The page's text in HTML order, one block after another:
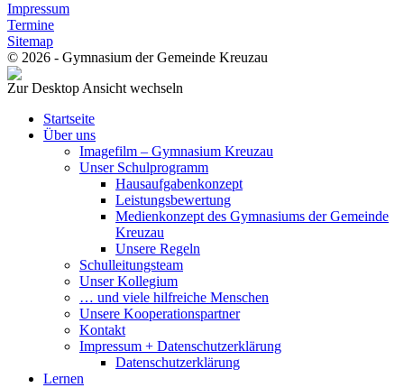
Impressum
Termine
Sitemap
© 2026 - Gymnasium der Gemeinde Kreuzau
Zur Desktop Ansicht wechseln
Startseite
Über uns
Imagefilm – Gymnasium Kreuzau
Unser Schulprogramm
Hausaufgabenkonzept
Leistungsbewertung
Medienkonzept des Gymnasiums der Gemeinde
Kreuzau
Unsere Regeln
Schulleitungsteam
Unser Kollegium
… und viele hilfreiche Menschen
Unsere Kooperationspartner
Kontakt
Impressum + Datenschutzerklärung
Datenschutzerklärung
Lernen